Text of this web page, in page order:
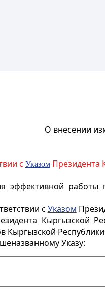
О внесении
с Указом Президента
эффективной работы
с Указом
Кыргызской
Кыргызской
Указу: